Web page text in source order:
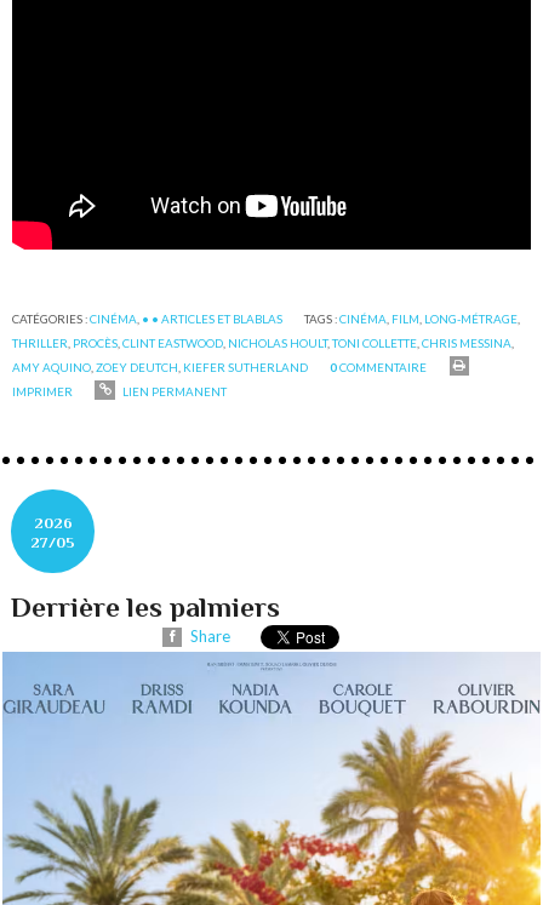
CATÉGORIES :CINÉMA • • ARTICLES ET BLABLAS TAGS :CINÉMA FILM LONG-MÉTRAGE
THRILLER PROCÈS ,CLINT EASTWOOD NICHOLAS HOULT,TONI COLLETTE ,CHRIS MESSINA
AMY AQUINO ,ZOEY DEUTCH KIEFER SUTHERLAND 0COMMENTAIRE
IMPRIMER
LIEN PERMANENT
2026
27/05
Derrière les palmiers
Share